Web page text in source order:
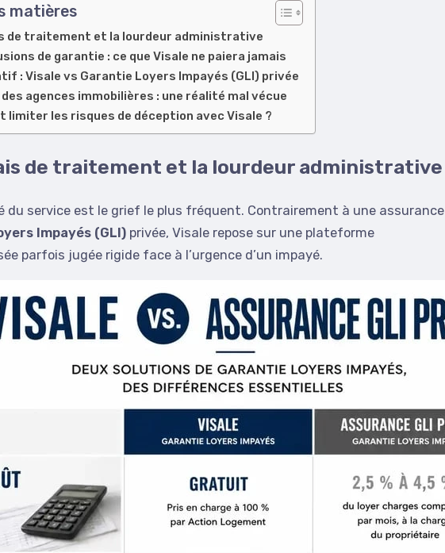
matières
de traitement et la lourdeur administrative
de garantie : ce que Visale ne paiera jamais
: Visale vs Garantie Loyers Impayés (GLI) privée
agences immobilières : une réalité mal vécue
limiter les risques de déception avec Visale ?
de traitement et la lourdeur administrative
du service est le grief le plus fréquent. Contrairement à une assurance
Impayés (GLI) privée, Visale repose sur une plateforme
parfois jugée rigide face à l’urgence d’un impayé.